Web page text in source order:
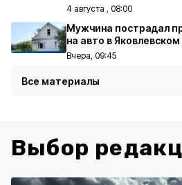
4 августа , 08:00
Мужчина пострадал
на авто в Яковлевском
Вчера, 09:45
Все материалы
Выбор